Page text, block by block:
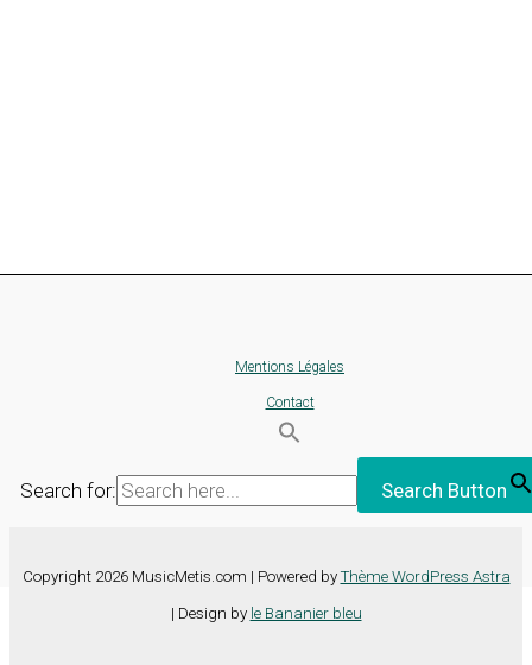
Mentions Légales
Contact
Search for: Search Button
Copyright 2026 MusicMetis.com | Powered by Thème WordPress Astra
| Design by le Bananier bleu